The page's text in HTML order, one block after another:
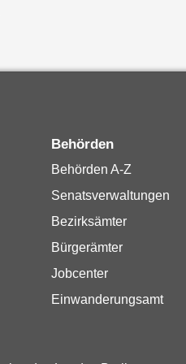
Behörden
Behörden A-Z
Senatsverwaltungen
Bezirksämter
Bürgerämter
Jobcenter
Einwanderungsamt